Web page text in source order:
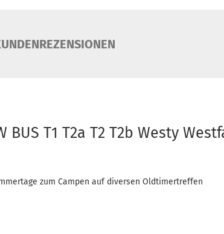
T1 T2a T2 T2b Westy
zum Campen auf diversen Oldtimertreffen